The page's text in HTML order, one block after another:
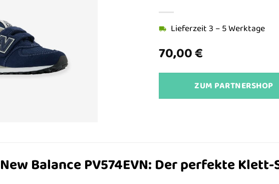
70,00€
Lieferzeit 3 – 5 Werktage
ZUM PARTNERSHOP
New Balance PV574EVN: Der perfekte